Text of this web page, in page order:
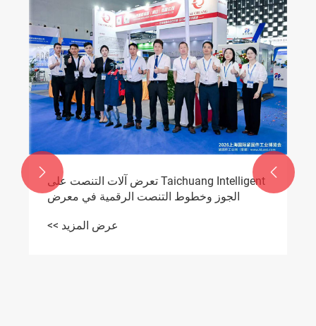
عميل من فيتنام يزور شركة TAICHUANG
Intelligent للتعاون في مجال آلات نقر الجوز
عرض المزيد >>

